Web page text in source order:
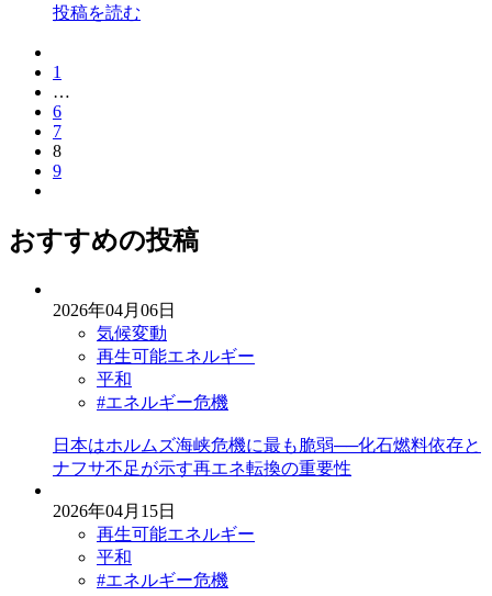
投稿を読む
1
…
6
7
8
9
おすすめの投稿
2026年04月06日
気候変動
再生可能エネルギー
平和
#エネルギー危機
日本はホルムズ海峡危機に最も脆弱──化石燃料依存と
ナフサ不足が示す再エネ転換の重要性
2026年04月15日
再生可能エネルギー
平和
#エネルギー危機